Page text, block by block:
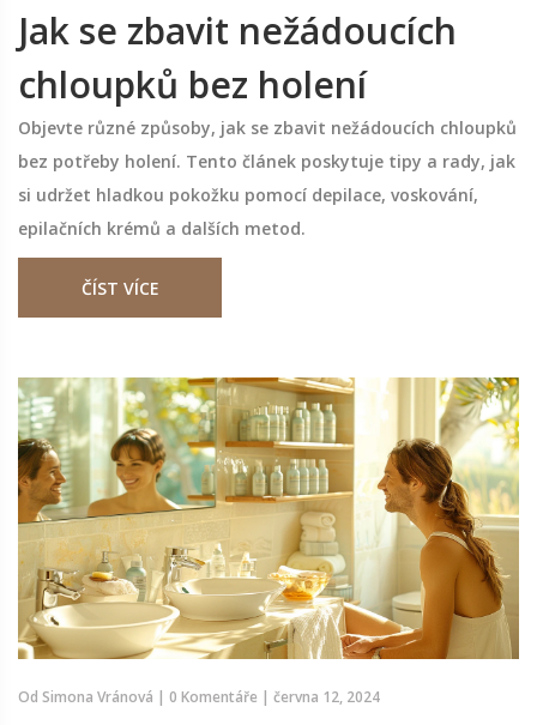
Jak se zbavit nežádoucích
chloupků bez holení
Objevte různé způsoby, jak se zbavit nežádoucích chloupků
bez potřeby holení. Tento článek poskytuje tipy a rady, jak
si udržet hladkou pokožku pomocí depilace, voskování,
epilačních krémů a dalších metod.
ČÍST VÍCE
Od Simona Vránová | 0 Komentáře | června 12, 2024